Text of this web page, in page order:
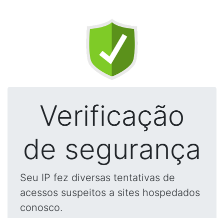
Verificação
de segurança
Seu IP fez diversas tentativas de
acessos suspeitos a sites hospedados
conosco.